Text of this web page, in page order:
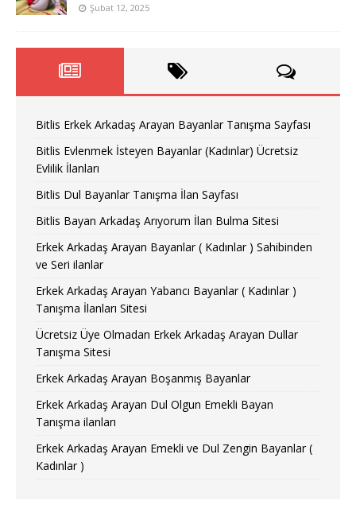
Şubat 12, 2025
Bitlis Erkek Arkadaş Arayan Bayanlar Tanışma Sayfası
Bitlis Evlenmek İsteyen Bayanlar (Kadınlar) Ücretsiz
Evlilik İlanları
Bitlis Dul Bayanlar Tanışma İlan Sayfası
Bitlis Bayan Arkadaş Arıyorum İlan Bulma Sitesi
Erkek Arkadaş Arayan Bayanlar ( Kadınlar ) Sahibinden
ve Seri ilanlar
Erkek Arkadaş Arayan Yabancı Bayanlar ( Kadınlar )
Tanışma İlanları Sitesi
Ücretsiz Üye Olmadan Erkek Arkadaş Arayan Dullar
Tanışma Sitesi
Erkek Arkadaş Arayan Boşanmış Bayanlar
Erkek Arkadaş Arayan Dul Olgun Emekli Bayan
Tanışma ilanları
Erkek Arkadaş Arayan Emekli ve Dul Zengin Bayanlar (
Kadınlar )